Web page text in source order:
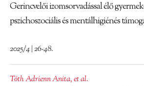
Gerincvelői izomsorvadással élő
pszichoszociális és mentálhigiénés
2025/4 | 26-48.
Tóth Adrienn Anita,et al.